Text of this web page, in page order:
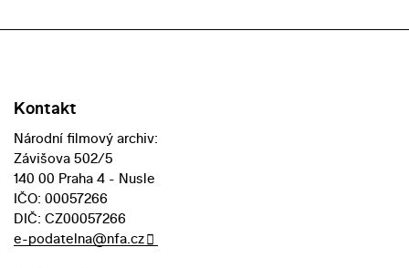
Kontakt
Národní filmový archiv:
Závišova 502/5
140 00 Praha 4 - Nusle
IČO: 00057266
DIČ: CZ00057266
e-podatelna@nfa.cz